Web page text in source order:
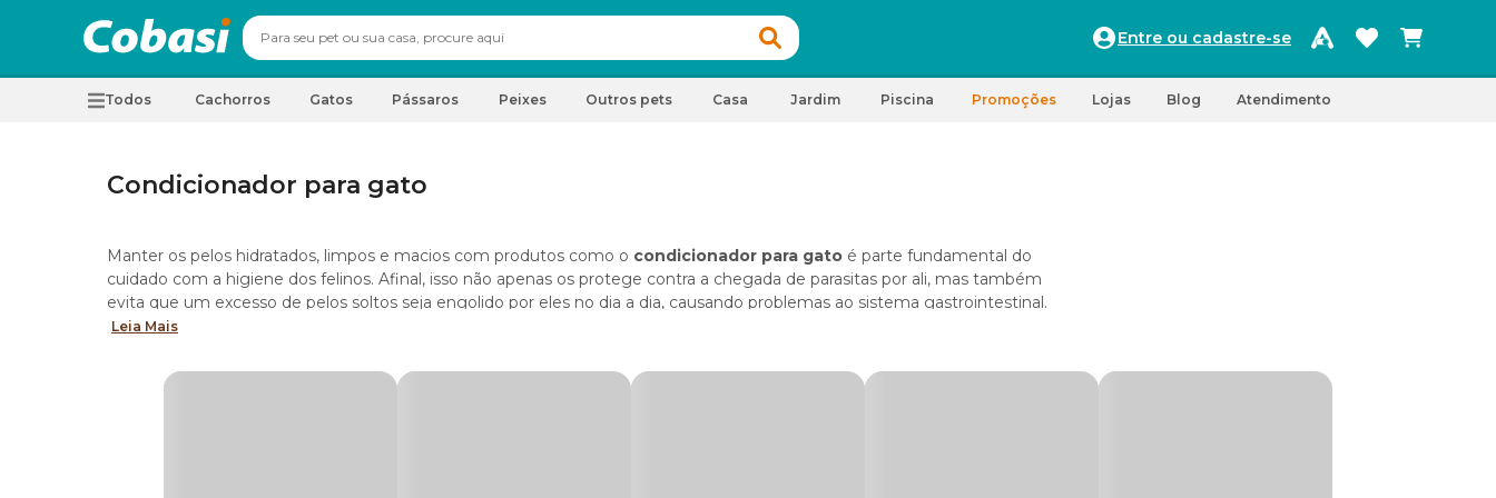
Entre ou cadastre-se
Todos Cachorros Gatos Pássaros Peixes Outros pets Casa Jardim Piscina Promoções Lojas Blog Atendimento
Condicionador para gato
Manter os pelos hidratados, limpos e macios com produtos como o condicionador para gato é parte fundamental do
cuidado com a higiene dos felinos. Afinal, isso não apenas os protege contra a chegada de parasitas por ali, mas também
evita que um excesso de pelos soltos seja engolido por eles no dia a dia, causando problemas ao sistema gastrointestinal.
Pensando nisso, a indústria pet desenvolveu opções eficazes de condicionadores voltados às mais diversas situações de
escolhas ideais para obanho a seco.
Leia Mais